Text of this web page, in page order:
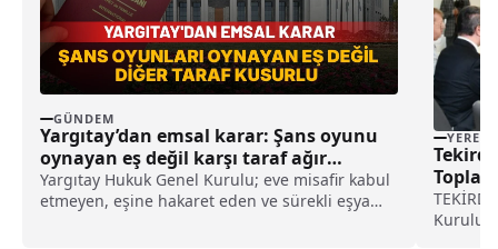
GÜNDEM
Yargıtay’dan emsal karar: Şans oyunu
oynayan eş değil karşı taraf ağır
kusurlu sayıldı
Yargıtay Hukuk Genel Kurulu; eve misafir kabul
etmeyen, eşine hakaret eden ve sürekli eşya
YEREL
Kurulu